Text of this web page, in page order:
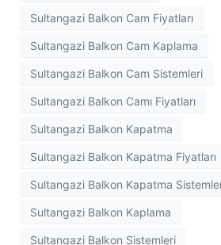
Sultangazi Balkon Cam Fiyatları
Sultangazi Balkon Cam Kaplama
Sultangazi Balkon Cam Sistemleri
Sultangazi Balkon Camı Fiyatları
Sultangazi Balkon Kapatma
Sultangazi Balkon Kapatma Fiyatları
Sultangazi Balkon Kapatma
Sultangazi Balkon Kaplama
Sultangazi Balkon Sistemleri